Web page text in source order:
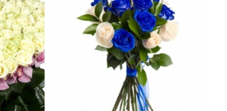
см
60 см 35 см